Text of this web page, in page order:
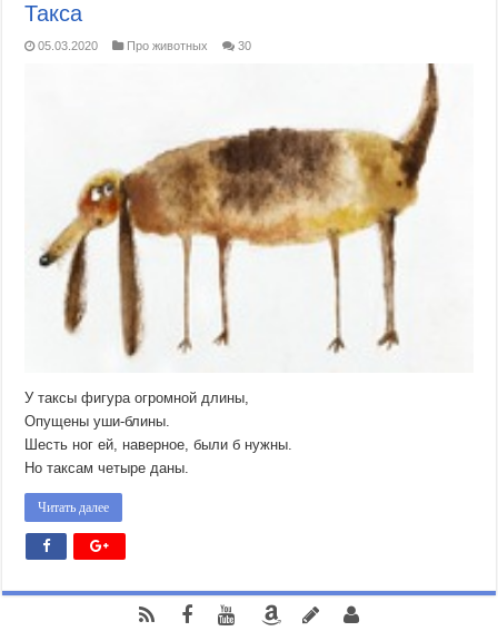
Такса
05.03.2020 Про животных 30
У таксы фигура огромной длины,
Опущены уши-блины.
Шесть ног ей, наверное, были б нужны.
Но таксам четыре даны.
Читать далее